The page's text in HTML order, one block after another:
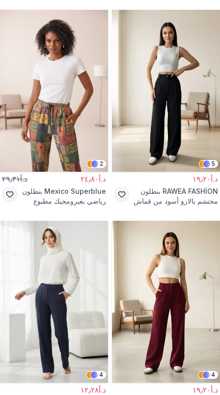
5
د.أ١٩٫٢٠
RAWEA FASHİON بنطلون
محتشم بالازو أسود من قماش
2
د.أ٢٤٫٨٠ د.أ٢٩٫٣١
Mexico Superblue بنطلون
رياضي بغيرومجيك مطبوع
4
د.أ١٩٫٢٠
4
د.أ١٢٫٢٨